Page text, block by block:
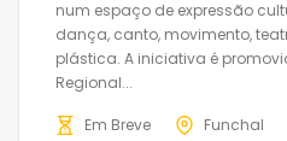
num espaço de expressão
dança, canto, movimento,
plástica. A iniciativa é
Regional...
Em Breve Funchal